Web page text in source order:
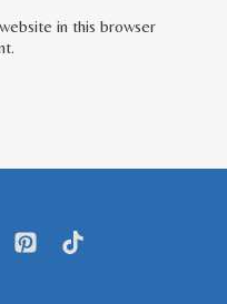
in this browser